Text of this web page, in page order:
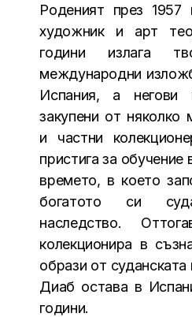
Роденият през
художник и арт
години излага
международни
Испания, а негови
закупени от няколко
и частни
пристига за обучение
времето, в което
богатото си
наследство.
колекционира в
образи от суданската
Диаб остава в
години.